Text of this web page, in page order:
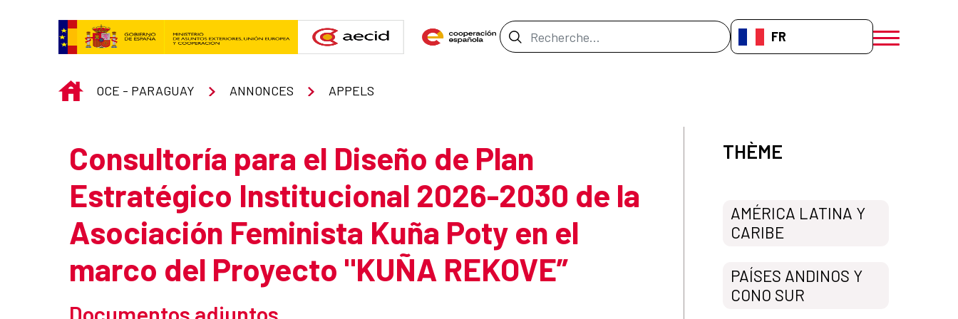
Barre de recherche FR-FR
menú móvil
INICIO
OCE - PARAGUAY ANNONCES APPELS
Consultoría para el Diseño de Plan
Estratégico Institucional 2026-2030 de la
Asociación Feminista Kuña Poty en el
marco del Proyecto "KUÑA REKOVE”
THÈME
AMÉRICA LATINA Y
CARIBE
PAÍSES ANDINOS Y
CONO SUR